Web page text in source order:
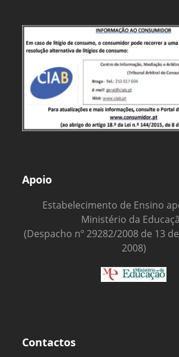
Apoio
Estabelecimento de Ensino
Ministério da
(Despacho nº 29282/2008 de 13
2008)
Contactos